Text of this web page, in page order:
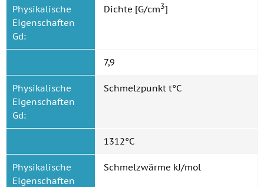
Physikalische
Eigenschaften
Gd:
Dichte [G/cm3]
7,9
Physikalische
Eigenschaften
Gd:
Schmelzpunkt t°C
1312°C
Physikalische
Eigenschaften
Schmelzwärme kJ/mol